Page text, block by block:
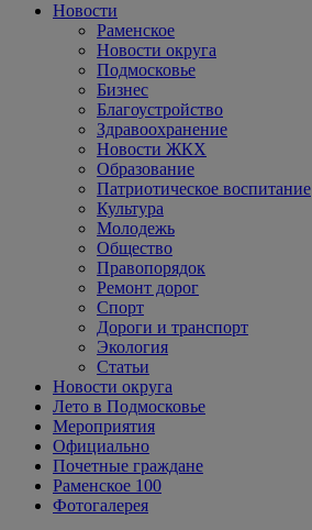
Новости
Раменское
Новости округа
Подмосковье
Бизнес
Благоустройство
Здравоохранение
Новости ЖКХ
Образование
Патриотическое воспитание
Культура
Молодежь
Общество
Правопорядок
Ремонт дорог
Спорт
Дороги и транспорт
Экология
Статьи
Новости округа
Лето в Подмосковье
Мероприятия
Официально
Почетные граждане
Раменское 100
Фотогалерея